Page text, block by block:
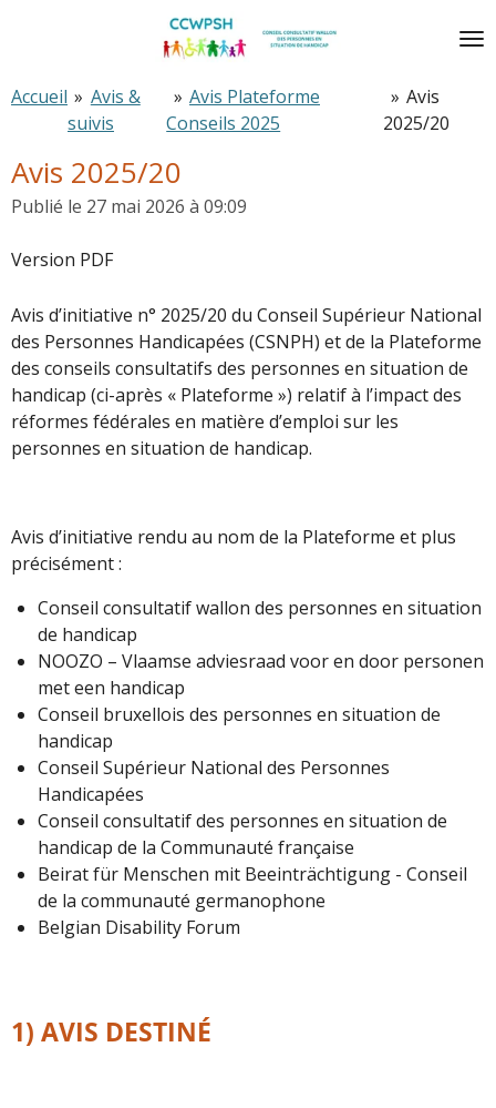
principal
Accueil » Avis &
suivis
» Avis Plateforme
Conseils 2025
» Avis
2025/20
Avis 2025/20
Publié le 27 mai 2026 à 09:09
Version PDF
Avis d’initiative n° 2025/20 du Conseil Supérieur National
des Personnes Handicapées (CSNPH) et de la Plateforme
des conseils consultatifs des personnes en situation de
handicap (ci-après « Plateforme ») relatif à l’impact des
réformes fédérales en matière d’emploi sur les
personnes en situation de handicap.
Avis d’initiative rendu au nom de la Plateforme et plus
précisément :
Conseil consultatif wallon des personnes en situation
de handicap
NOOZO – Vlaamse adviesraad voor en door personen
met een handicap
Conseil bruxellois des personnes en situation de
handicap
Conseil Supérieur National des Personnes
Handicapées
Conseil consultatif des personnes en situation de
handicap de la Communauté française
Beirat für Menschen mit Beeinträchtigung - Conseil
de la communauté germanophone
Belgian Disability Forum
1) AVIS DESTINÉ